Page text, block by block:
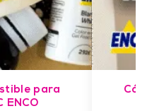
para
ENCO